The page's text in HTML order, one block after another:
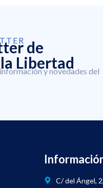
de
Libertad
y novedades del
C/ del Ángel,